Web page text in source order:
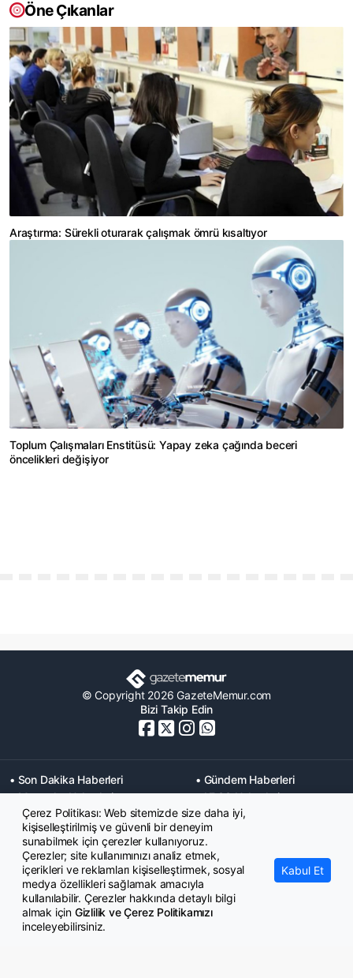
Öne Çıkanlar
Araştırma: Sürekli oturarak çalışmak ömrü kısaltıyor
Toplum Çalışmaları Enstitüsü: Yapay zeka çağında beceri
öncelikleri değişiyor
© Copyright 2026 GazeteMemur.com
Bizi Takip Edin
• Son Dakika Haberleri
• Gündem Haberleri
• Memurlar Haberleri
• KPSS Haberleri
• Ekonomi Haberleri
• Eğitim Haberleri
• Yaşam Haberleri
• Maaş Verileri Haberleri
• Mahkeme Kararları
Haberleri
Çerez Politikası: Web sitemizde size daha iyi,
kişiselleştirilmiş ve güvenli bir deneyim
sunabilmek için çerezler kullanıyoruz.
Çerezler; site kullanımınızı analiz etmek,
içerikleri ve reklamları kişiselleştirmek, sosyal
medya özellikleri sağlamak amacıyla
kullanılabilir. Çerezler hakkında detaylı bilgi
almak için Gizlilik ve Çerez Politikamızı
inceleyebilirsiniz.
Kabul Et